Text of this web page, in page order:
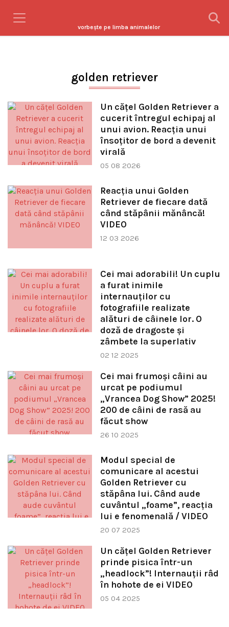
vorbeşte pe limba animalelor
golden retriever
Un cățel Golden Retriever a
cucerit întregul echipaj al
unui avion. Reacția unui
însoțitor de bord a devenit
virală
05 08 2026
Reacția unui Golden
Retriever de fiecare dată
când stăpânii mănâncă!
VIDEO
12 03 2026
Cei mai adorabili! Un cuplu
a furat inimile
internauților cu
fotografiile realizate
alături de câinele lor. O
doză de dragoste și
zâmbete la superlativ
02 12 2025
Cei mai frumoși câini au
urcat pe podiumul
„Vrancea Dog Show” 2025!
200 de câini de rasă au
făcut show
26 10 2025
Modul special de
comunicare al acestui
Golden Retriever cu
stăpâna lui. Când aude
cuvântul „foame”, reacția
lui e fenomenală / VIDEO
20 07 2025
Un cățel Golden Retriever
prinde pisica într-un
„headlock”! Internauții râd
în hohote de ei VIDEO
05 04 2025